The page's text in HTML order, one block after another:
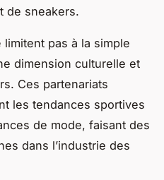
de sneakers.
limitent pas à la simple
dimension culturelle et
Ces partenariats
les tendances sportives
de mode, faisant des
dans l’industrie des